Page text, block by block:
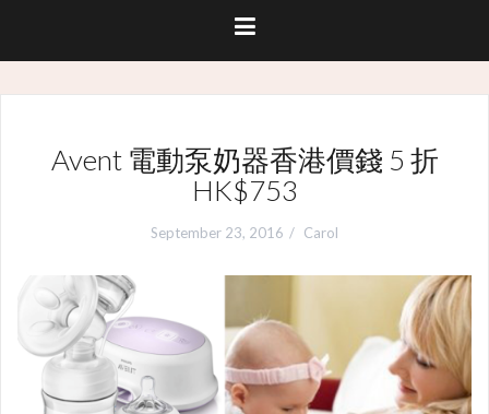
Avent 電動泵奶器香港價錢 5 折
HK$753
September 23, 2016 Carol